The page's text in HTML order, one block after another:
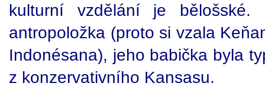
kulturní vzdělání je
antropoložka (proto si vzala
Indonésana), jeho babička byla
z konzervativního Kansasu.